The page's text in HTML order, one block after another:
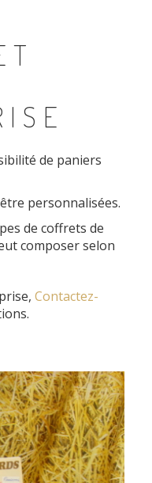
de paniers
personnalisées.
de coffrets de
composer selon
Contactez-